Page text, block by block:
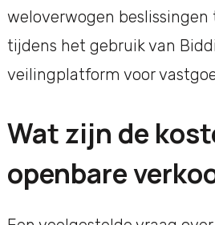
weloverwogen
tijdens het gebruik van
veilingplatform voor
Wat zijn de
openbare